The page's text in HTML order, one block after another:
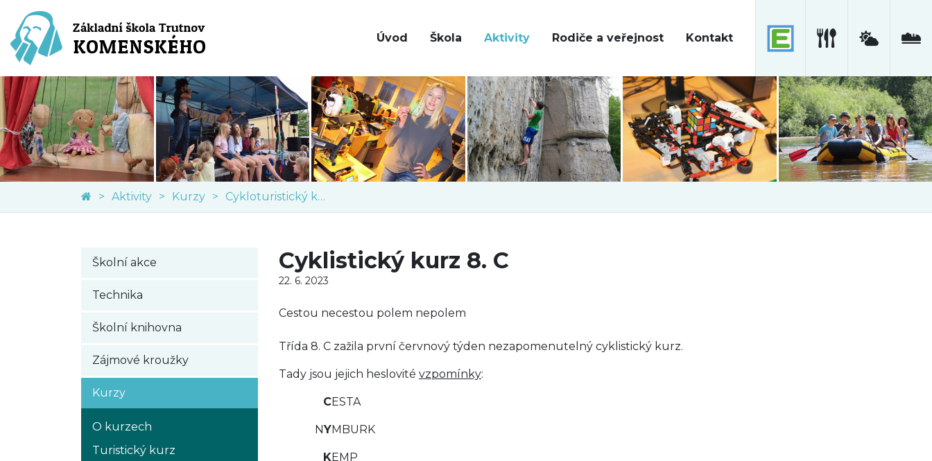
Úvod Škola Aktivity Rodiče a veřejnost Kontakt
Aktivity Kurzy Cykloturistický kurz
Školní akce
Technika
Školní knihovna
Zájmové kroužky
Kurzy
O kurzech
Turistický kurz
Cyklistický kurz 8. C
22. 6. 2023
Cestou necestou polem nepolem
Třída 8. C zažila první červnový týden nezapomenutelný cyklistický kurz.
Tady jsou jejich heslovité vzpomínky:
CESTA
NYMBURK
KEMP